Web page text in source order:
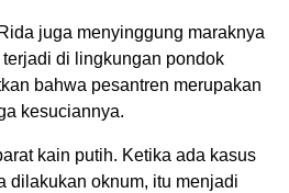
juga menyinggung maraknya
di lingkungan pondok
bahwa pesantren merupakan
kesuciannya.
kain putih. Ketika ada kasus
dilakukan oknum, itu menjadi